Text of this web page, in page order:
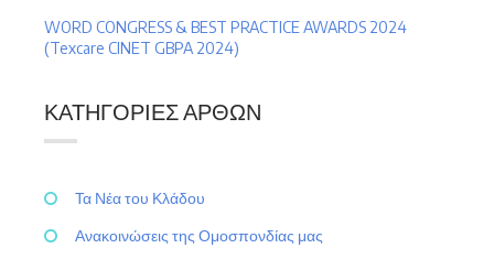
WORD CONGRESS & BEST PRACTICE AWARDS 2024
(Texcare CINET GBPA 2024)
ΚΑΤΗΓΟΡΊΕΣ ΆΡΘΩΝ
Τα Νέα του Κλάδου
Ανακοινώσεις της Ομοσπονδίας μας